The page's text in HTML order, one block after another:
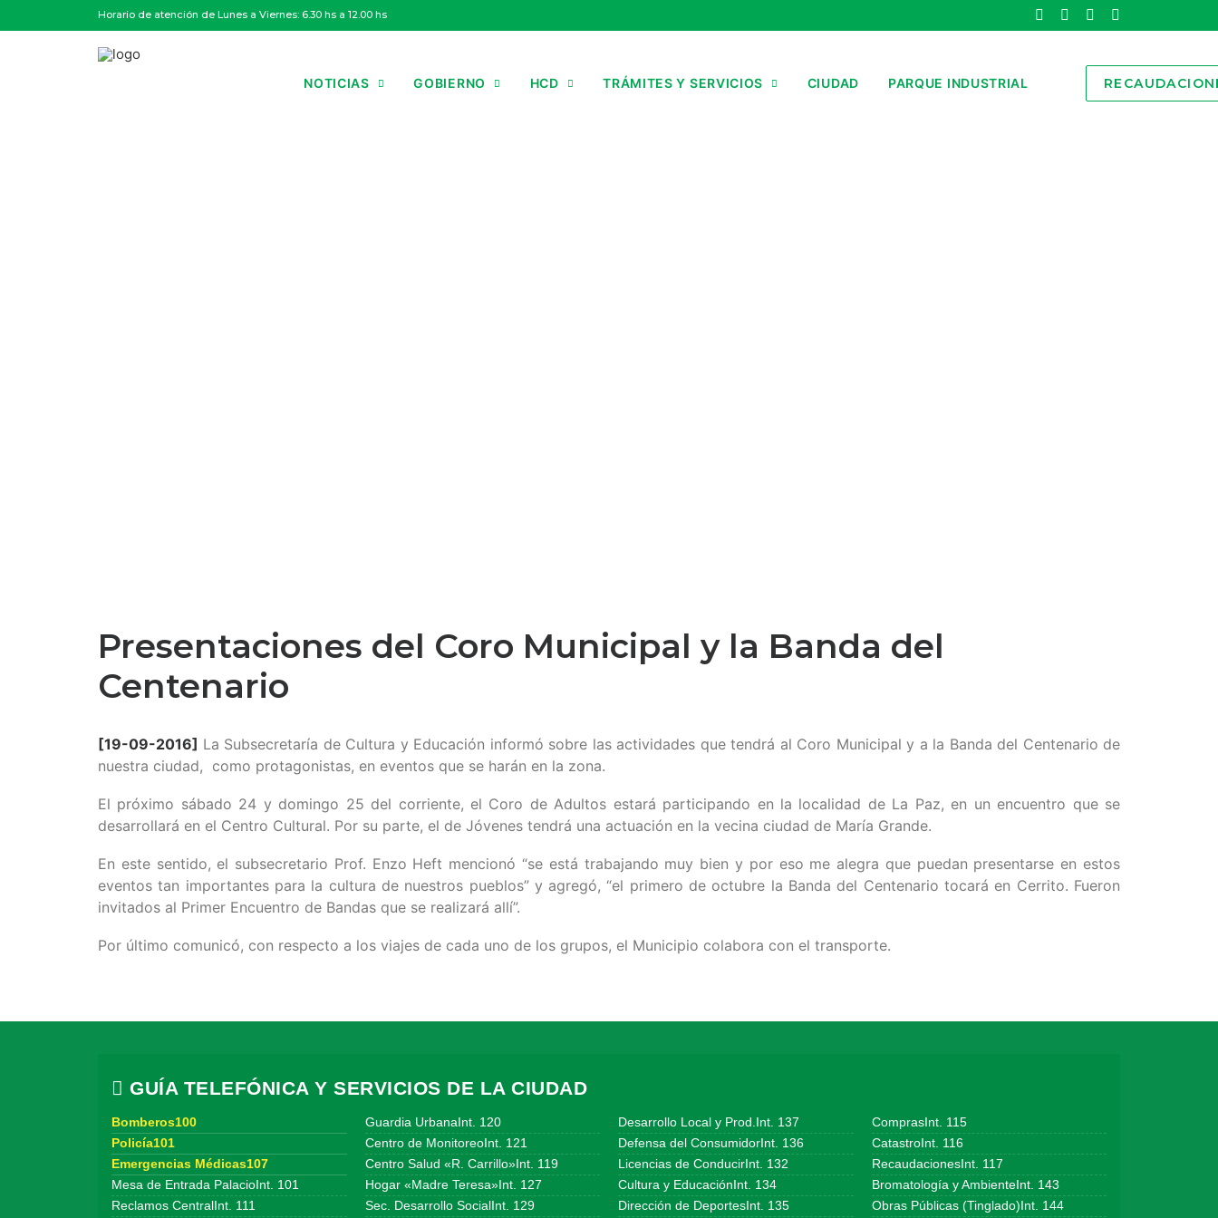
Horario de atención de Lunes a Viernes: 6.30 hs a 12.00 hs
NOTICIAS GOBIERNO HCD TRÁMITES Y SERVICIOS CIUDAD PARQUE INDUSTRIAL
Presentaciones del Coro Municipal y la Banda del
Centenario
[19-09-2016] La Subsecretaría de Cultura y Educación informó sobre las actividades que tendrá al Coro Municipal y a la Banda del Centenario de
nuestra ciudad, como protagonistas, en eventos que se harán en la zona.
El próximo sábado 24 y domingo 25 del corriente, el Coro de Adultos estará participando en la localidad de La Paz, en un encuentro que se
desarrollará en el Centro Cultural. Por su parte, el de Jóvenes tendrá una actuación en la vecina ciudad de María Grande.
En este sentido, el subsecretario Prof. Enzo Heft mencionó “se está trabajando muy bien y por eso me alegra que puedan presentarse en estos
eventos tan importantes para la cultura de nuestros pueblos” y agregó, “el primero de octubre la Banda del Centenario tocará en Cerrito. Fueron
invitados al Primer Encuentro de Bandas que se realizará allí”.
Por último comunicó, con respecto a los viajes de cada uno de los grupos, el Municipio colabora con el transporte.
GUÍA TELEFÓNICA Y SERVICIOS DE LA CIUDAD
Bomberos100
Policía101
Emergencias Médicas107
Mesa de Entrada PalacioInt. 101
Reclamos CentralInt. 111
Guardia UrbanaInt. 120
Centro de MonitoreoInt. 121
Centro Salud «R. Carrillo»Int. 119
Hogar «Madre Teresa»Int. 127
Sec. Desarrollo SocialInt. 129
Desarrollo Local y Prod.Int. 137
Defensa del ConsumidorInt. 136
Licencias de ConducirInt. 132
Cultura y EducaciónInt. 134
Dirección de DeportesInt. 135
ComprasInt. 115
CatastroInt. 116
RecaudacionesInt. 117
Bromatología y AmbienteInt. 143
Obras Públicas (Tinglado)Int. 144